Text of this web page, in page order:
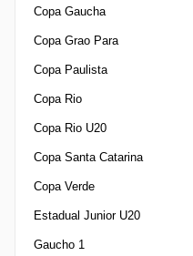
Copa Gaucha
Copa Grao Para
Copa Paulista
Copa Rio
Copa Rio U20
Copa Santa Catarina
Copa Verde
Estadual Junior U20
Gaucho 1